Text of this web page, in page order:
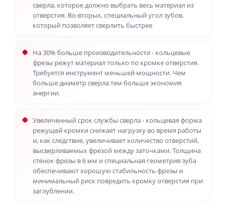
сверла, которое должно выбрать весь материал из
отверстия. Во-вторых, специальный угол зубов,
который позволяет сверлить быстрее
На 30% больше производительности - кольцевые
фрезы режут материал только по кромке отверстия.
Требуется инструмент меньшей мощности. Чем
больше диаметр сверла тем больше экономия
энергии.
Увеличенный срок службы сверла - кольцевая форма
режущей кромки снижает нагрузку во время работы
и, как следствие, увеличивает количество отверстий,
высверливаемых фрезой между заточками. Толщина
стенок фрезы в 6 мм и специальная геометрия зуба
обеспечивают хорошую стабильность фрезы и
минимальный риск повредить кромку отверстия при
заглублении.